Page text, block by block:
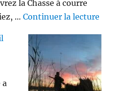
la Chasse à courre
…Continuer la lecture